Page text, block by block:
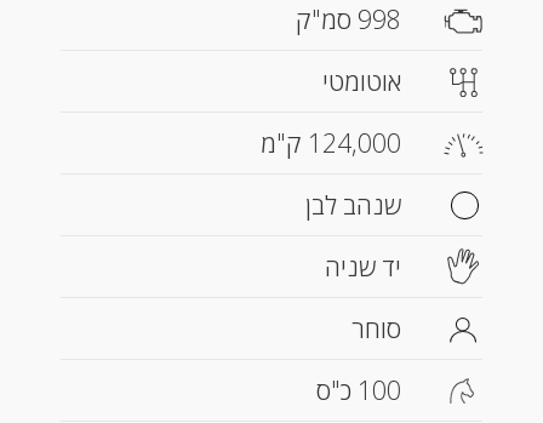
998 סמ"ק
אוטומטי
124,000 ק"מ
שנהב לבן
יד שניה
סוחר
100 כ"ס